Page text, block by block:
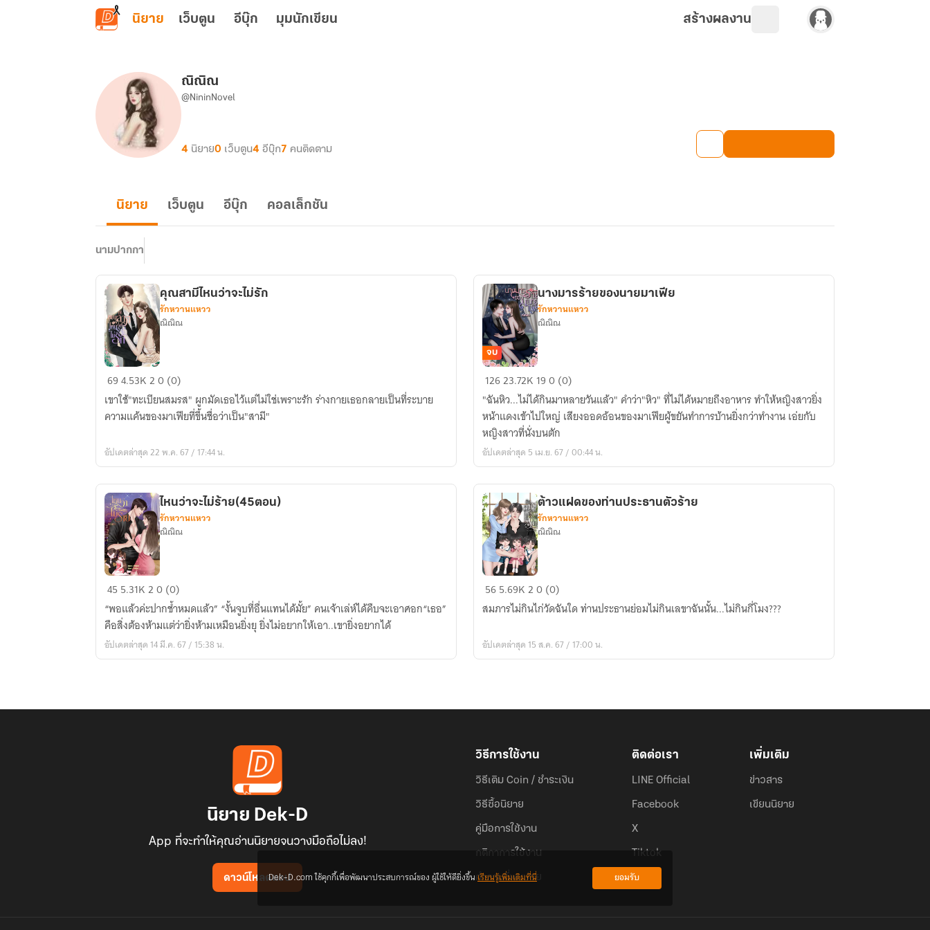
ข้ามไปยังเนื้อหาหลัก
นิยาย เว็บตูน อีบุ๊ก มุมนักเขียน สร้างผลงาน
ณิณิณ
@NininNovel
4 นิยาย0 เว็บตูน4 อีบุ๊ก7 คนติดตาม
นิยาย เว็บตูน อีบุ๊ก คอลเล็กชัน
นามปากกา
คุณ
สามี
ไหน
ว่า
ไม่
คุณสามีไหนว่าจะไม่รัก
รักหวานแหวว
ณิณิณ
694.53K20 (0)
เขาใช้"ทะเบียนสมรส" ผูกมัดเธอไว้แต่ไม่ใช่เพราะรัก ร่างกายเธอกลายเป็นที่ระบาย
ความแค้นของมาเฟียที่ขึ้นชื่อว่าเป็น"สามี"
อัปเดตล่าสุด 22 พ.ค. 67 / 17:44 น.
นาง
มาร
ร้าย
ของ
นาย
มาเฟีย
จบ
นางมารร้ายของนายมาเฟีย
รักหวานแหวว
ณิณิณ
12623.72K 190 (0)
"ฉันหิว...ไม่ได้กินมาหลายวันแล้ว" คำว่า"หิว" ที่ไม่ได้หมายถึงอาหาร ทำให้หญิงสาวยิ่ง
หน้าแดงเข้าไปใหญ่ เสียงออดอ้อนของมาเฟียผู้ขยันทำการบ้านยิ่งกว่าทำงาน เอ่ยกับ
หญิงสาวที่นั่งบนตัก
อัปเดตล่าสุด 5 เม.ย. 67 / 00:44 น.
ไหน
จะ
ไม่
ร้าย(45ตอน)
ไหนว่าจะไม่ร้าย(45ตอน)
รักหวานแหวว
ณิณิณ
45 5.31K20 (0)
“พอแล้วค่ะปากช้ำหมดแล้ว” “งั้นจูบที่อื่นแทนได้มั้ย” คนเจ้าเล่ห์ได้คืบจะเอาศอก“เธอ”
คือสิ่งต้องห้ามแต่ว่ายิ่งห้ามเหมือนยิ่งยุ ยิ่งไม่อยากให้เอา..เขายิ่งอยากได้
อัปเดตล่าสุด 14 มี.ค. 67 / 15:38 น.
ต้าว
ของ
ประธาน
ต้าวแฝดของท่านประธานตัวร้าย
รักหวานแหวว
ณิณิณ
565.69K20 (0)
สมภารไม่กินไก่วัดฉันใด ท่านประธานย่อมไม่กินเลขาฉันนั้น...ไม่กินกี่โมง???
อัปเดตล่าสุด 15 ส.ค. 67 / 17:00 น.
นิยาย Dek-D
App ที่จะทำให้คุณอ่านนิยายจนวางมือถือไม่ลง!
ดาวน์โหลดแอป
วิธีการใช้งาน
วิธีเติม Coin / ชำระเงิน
วิธีซื้อนิยาย
คู่มือการใช้งาน
กติกาการใช้งาน
คำถามที่พบบ่อย
ติดต่อเรา
LINE Official
Facebook
X
Tiktok
เพิ่มเติม
ข่าวสาร
เขียนนิยาย
Dek-D.com ใช้คุกกี้เพื่อพัฒนาประสบการณ์ของ ผู้ใช้ให้ดียิ่งขึ้นเรียนรู้เพิ่มเติมที่นี่ ยอมรับ